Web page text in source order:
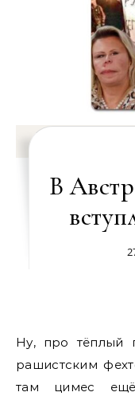
В
Ну, про тёплый
рашистским
там цимес